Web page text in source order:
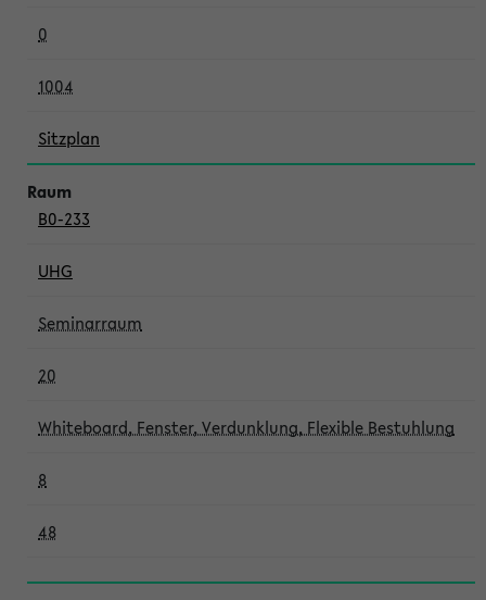
0
1004
Sitzplan
B0-233
UHG
Seminarraum
20
Whiteboard, Fenster, Verdunklung, Flexible Bestuhlung
8
48